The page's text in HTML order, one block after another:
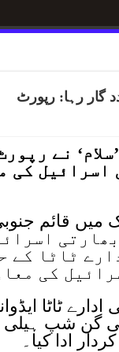
گار رہا: رپورٹ
نے
اسرائیل کی
ٹاٹا کے
کی
گن شپ ہیلی
ادا کیا۔